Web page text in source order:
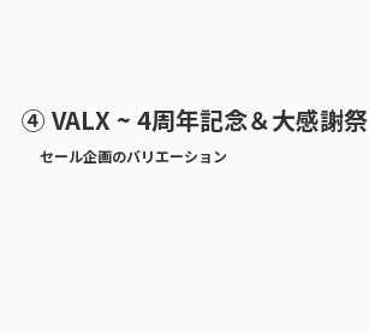
④ VALX ~ 4周年記念＆大感謝祭
セール企画のバリエーション